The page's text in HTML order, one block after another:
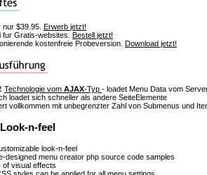
$39.95. Erwerb jetzt!
fur Gratis-websites. Bestell jetzt!
kostenfreie Probeversion. Download jetzt!
Technologie vom AJAX-Typ - loadet Menu Data vom
loadet sich schneller als andere SeiteElemente
vollkommen mit unbegrenzter Zahl von Submenus und
n-feel
look-n-feel
designed menu creator php source code samples
of visual effects